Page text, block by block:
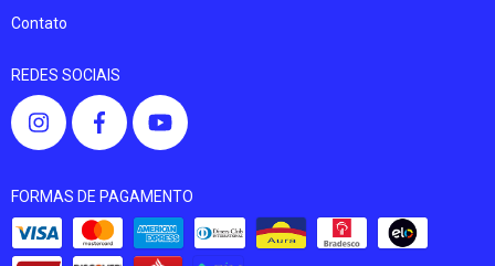
Contato
REDES SOCIAIS
FORMAS DE PAGAMENTO